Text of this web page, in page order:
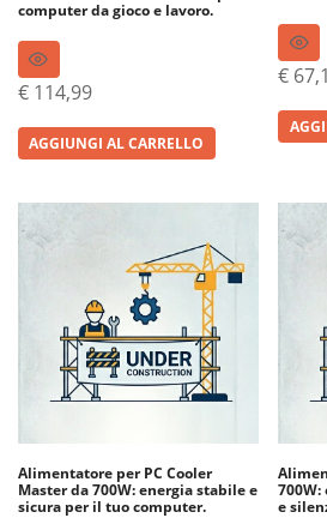
computer da gioco e lavoro.
€ 114,99
AGGIUNGI AL CARRELLO
€
Alimentatore per PC Cooler
Master da 700W: energia stabile e
sicura per il tuo computer.
e